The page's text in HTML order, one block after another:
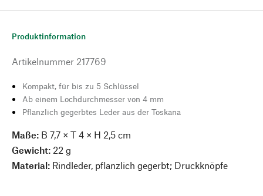
Produktinformation
Artikelnummer 217769
Kompakt, für bis zu 5 Schlüssel
Ab einem Lochdurchmesser von 4 mm
Pflanzlich gegerbtes Leder aus der Toskana
Maße: B 7,7 × T 4 × H 2,5 cm
Gewicht: 22 g
Material: Rindleder, pflanzlich gegerbt; Druckknöpfe